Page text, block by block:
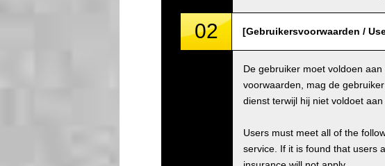
02 [Gebruikersvoorwaarden /
De gebruiker moet voldoen
voorwaarden, mag de
dienst terwijl hij niet voldoet
Users must meet all of the
service. If it is found that users